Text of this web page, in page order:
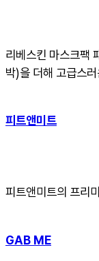
리베스킨 마스크팩
박)을 더해 고급스
피트앤미트
피트앤미트의 프리
GAB ME